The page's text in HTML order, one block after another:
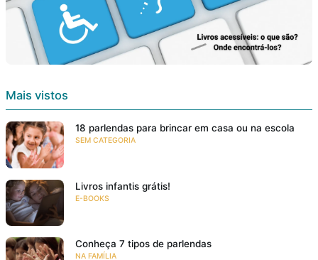
Mais vistos
18 parlendas para brincar em casa ou na escola
SEM CATEGORIA
Livros infantis grátis!
E-BOOKS
Conheça 7 tipos de parlendas
NA FAMÍLIA